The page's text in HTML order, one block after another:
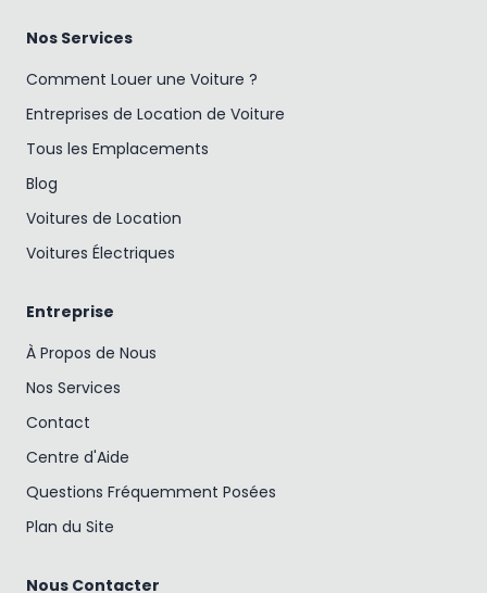
Nos Services
Comment Louer une Voiture ?
Entreprises de Location de Voiture
Tous les Emplacements
Blog
Voitures de Location
Voitures Électriques
Entreprise
À Propos de Nous
Nos Services
Contact
Centre d'Aide
Questions Fréquemment Posées
Plan du Site
Nous Contacter